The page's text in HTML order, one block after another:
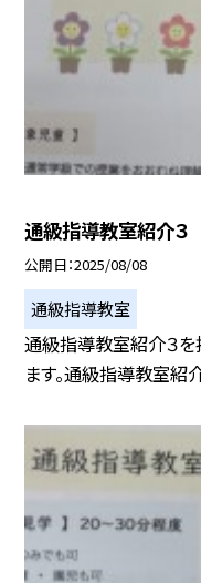
通級指導教室紹介３
公開日 2025/08/08
通級指導教室
通級指導教室紹介３を
ます。通級指導教室紹